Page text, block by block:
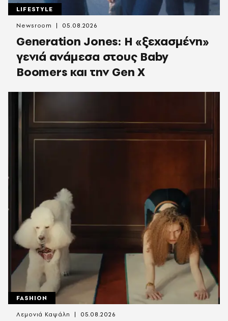
LIFESTYLE
Generation Jones: Η «ξεχασμένη»
γενιά ανάμεσα στους Baby
Boomers και την Gen X
Newsroom 05.08.2026
FASHION
Λεμονιά Καψάλη 05.08.2026